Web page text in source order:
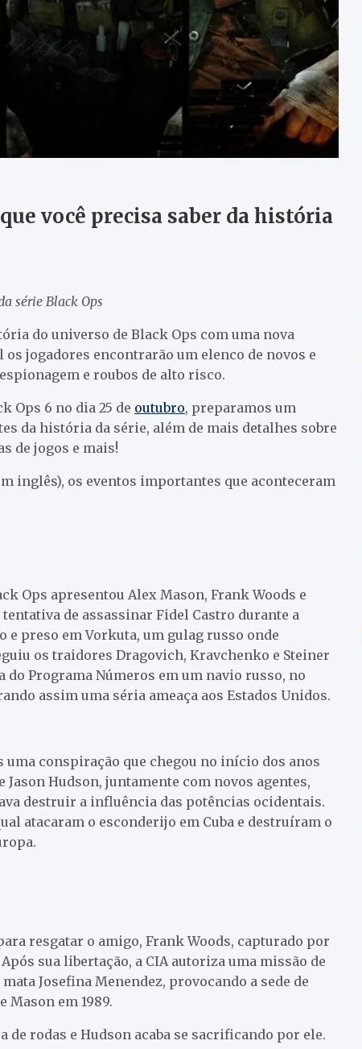
você precisa saber da história
série Black Ops
do universo de Black Ops com uma nova
jogadores encontrarão um elenco de novos e
e roubos de alto risco.
Ops 6 no dia 25 de outubro, preparamos um
da história da série, além de mais detalhes sobre
de jogos e mais!
inglês), os eventos importantes que aconteceram
Ops apresentou Alex Mason, Frank Woods e
de assassinar Fidel Castro durante a
e preso em Vorkuta, um gulag russo onde
os traidores Dragovich, Kravchenko e Steiner
Programa Números em um navio russo, no
assim uma séria ameaça aos Estados Unidos.
uma conspiração que chegou no início dos anos
Jason Hudson, juntamente com novos agentes,
destruir a influência das potências ocidentais.
atacaram o esconderijo em Cuba e destruíram o
resgatar o amigo, Frank Woods, capturado por
sua libertação, a CIA autoriza uma missão de
Josefina Menendez, provocando a sede de
Mason em 1989.
de rodas e Hudson acaba se sacrificando por ele.